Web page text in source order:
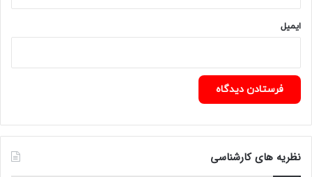
ایمیل
نظریه های کارشناسی